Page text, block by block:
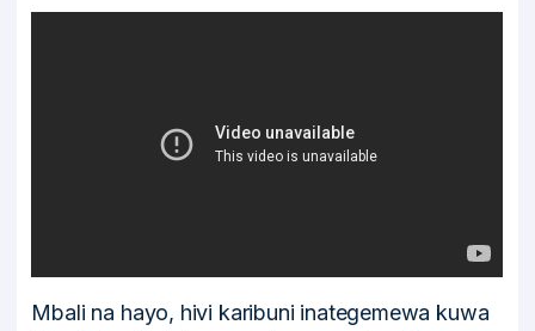
Mbali na hayo, hivi karibuni inategemewa kuwa